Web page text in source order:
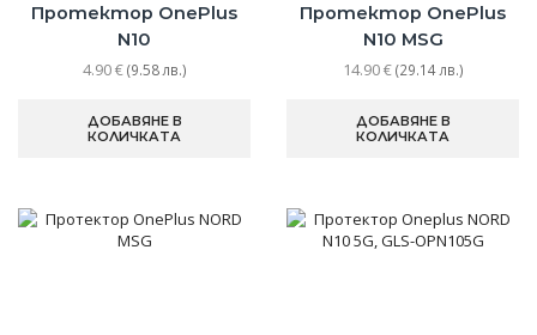
Протектор OnePlus
N10
4.90€(9.58 лв.)
ДОБАВЯНЕ В
КОЛИЧКАТА
Протектор OnePlus
N10 MSG
14.90€(29.14 лв.)
ДОБАВЯНЕ В
КОЛИЧКАТА